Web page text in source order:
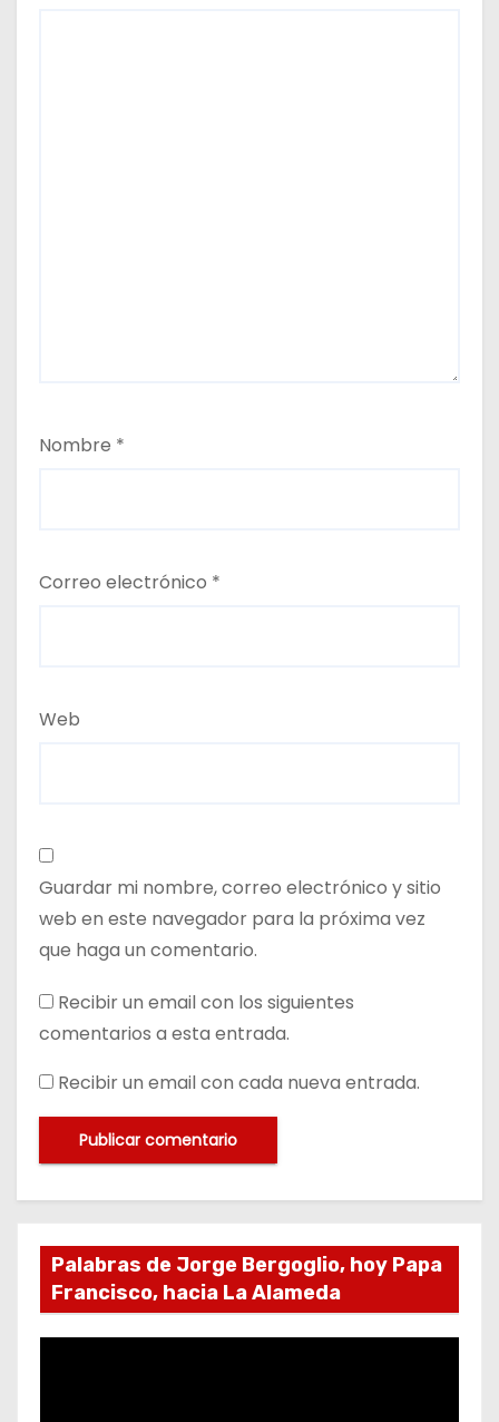
Nombre *
Correo electrónico *
Web
Guardar mi nombre, correo electrónico y sitio
web en este navegador para la próxima vez
que haga un comentario.
Recibir un email con los siguientes
comentarios a esta entrada.
Recibir un email con cada nueva entrada.
Palabras de Jorge Bergoglio, hoy Papa
Francisco, hacia La Alameda